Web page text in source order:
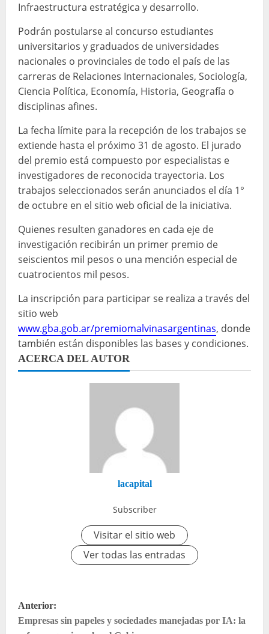
Infraestructura estratégica y desarrollo.
Podrán postularse al concurso estudiantes
universitarios y graduados de universidades
nacionales o provinciales de todo el país de las
carreras de Relaciones Internacionales, Sociología,
Ciencia Política, Economía, Historia, Geografía o
disciplinas afines.
La fecha límite para la recepción de los trabajos se
extiende hasta el próximo 31 de agosto. El jurado
del premio está compuesto por especialistas e
investigadores de reconocida trayectoria. Los
trabajos seleccionados serán anunciados el día 1°
de octubre en el sitio web oficial de la iniciativa.
Quienes resulten ganadores en cada eje de
investigación recibirán un primer premio de
seiscientos mil pesos o una mención especial de
cuatrocientos mil pesos.
La inscripción para participar se realiza a través del
sitio web
www.gba.gob.ar/premiomalvinasargentinas, donde
también están disponibles las bases y condiciones.
ACERCA DEL AUTOR
lacapital
Subscriber
Visitar el sitio web
Ver todas las entradas
N
a
Anterior:
Empresas sin papeles y sociedades manejadas por IA: la